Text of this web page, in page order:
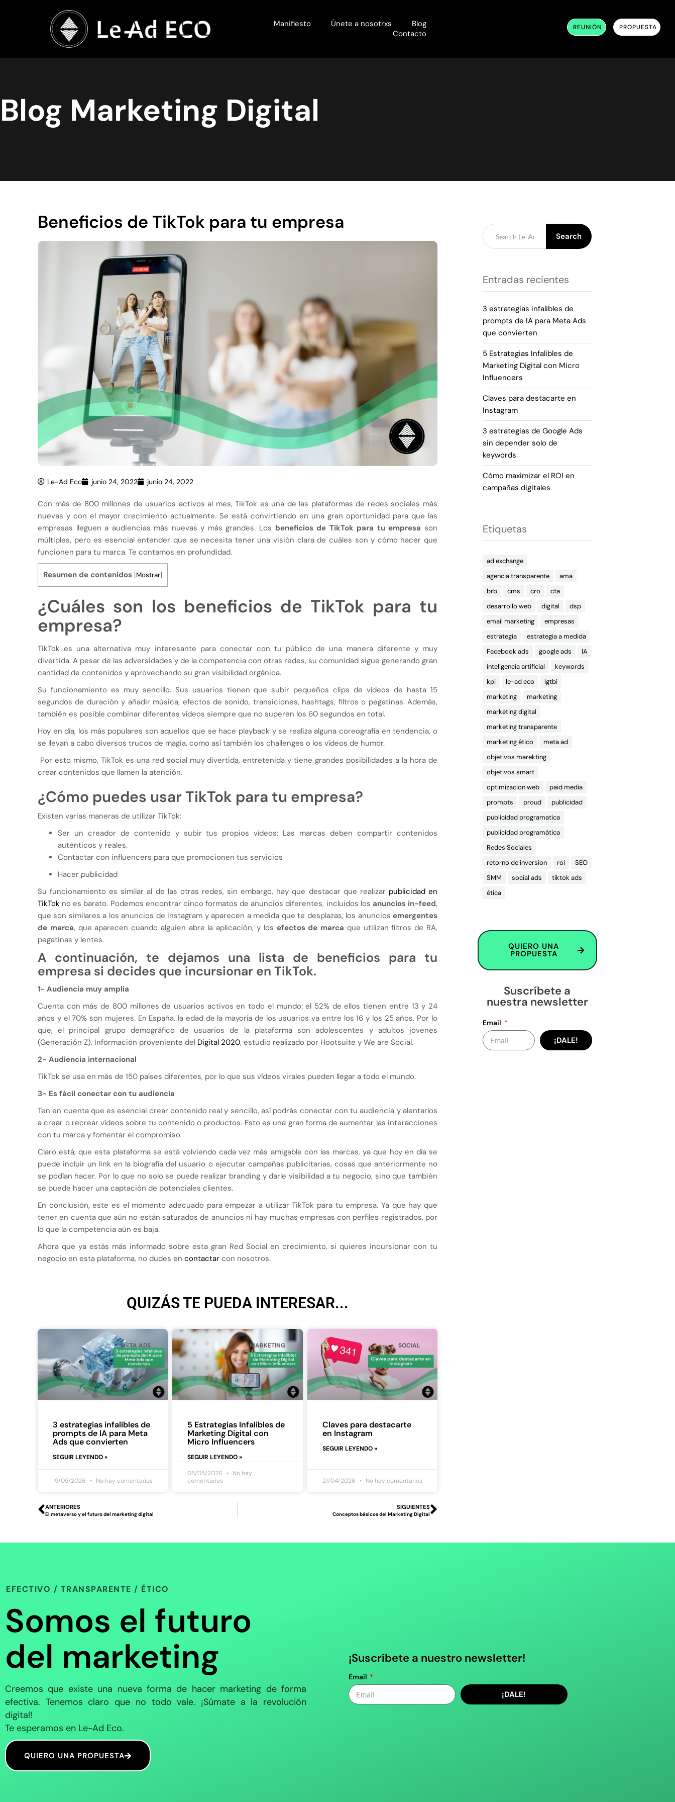
Manifiesto Únete a nosotrxs
Blog
Contacto
REUNIÓN PROPUESTA
Blog Marketing Digital
Beneficios de TikTok para tu empresa
Le-Ad Eco junio 24, 2022 junio 24, 2022
Con más de 800 millones de usuarios activos al mes, TikTok es una de las plataformas de redes sociales más
nuevas y con el mayor crecimiento actualmente. Se está convirtiendo en una gran oportunidad para que las
empresas lleguen a audiencias más nuevas y más grandes. Los beneficios de TikTok para tu empresa son
múltiples, pero es esencial entender que se necesita tener una visión clara de cuáles son y cómo hacer que
funcionen para tu marca. Te contamos en profundidad.
Resumen de contenidos [Mostrar]
¿Cuáles son los beneficios de TikTok para tu
empresa?
TikTok es una alternativa muy interesante para conectar con tu público de una manera diferente y muy
divertida. A pesar de las adversidades y de la competencia con otras redes, su comunidad sigue generando gran
cantidad de contenidos y aprovechando su gran visibilidad orgánica.
Su funcionamiento es muy sencillo. Sus usuarios tienen que subir pequeños clips de vídeos de hasta 15
segundos de duración y añadir música, efectos de sonido, transiciones, hashtags, filtros o pegatinas. Además,
también es posible combinar diferentes vídeos siempre que no superen los 60 segundos en total.
Hoy en día, los más populares son aquellos que se hace playback y se realiza alguna coreografía en tendencia, o
se llevan a cabo diversos trucos de magia, como así también los challenges o los vídeos de humor.
Por esto mismo, TikTok es una red social muy divertida, entretenida y tiene grandes posibilidades a la hora de
crear contenidos que llamen la atención.
¿Cómo puedes usar TikTok para tu empresa?
Existen varias maneras de utilizar TikTok:
Ser un creador de contenido y subir tus propios vídeos: Las marcas deben compartir contenidos
auténticos y reales.
Contactar con influencers para que promocionen tus servicios
Hacer publicidad
Su funcionamiento es similar al de las otras redes, sin embargo, hay que destacar que realizar publicidad en
TikTok no es barato. Podemos encontrar cinco formatos de anuncios diferentes, incluidos los anuncios in-feed,
que son similares a los anuncios de Instagram y aparecen a medida que te desplazas; los anuncios emergentes
de marca, que aparecen cuando alguien abre la aplicación, y los efectos de marca que utilizan filtros de RA,
pegatinas y lentes.
A continuación, te dejamos una lista de beneficios para tu
empresa si decides que incursionar en TikTok.
1- Audiencia muy amplia
Cuenta con más de 800 millones de usuarios activos en todo el mundo; el 52% de ellos tienen entre 13 y 24
años y el 70% son mujeres. En España, la edad de la mayoría de los usuarios va entre los 16 y los 25 años. Por lo
que, el principal grupo demográfico de usuarios de la plataforma son adolescentes y adultos jóvenes
(Generación Z). Información proveniente del Digital 2020, estudio realizado por Hootsuite y We are Social.
2- Audiencia internacional
TikTok se usa en más de 150 países diferentes, por lo que sus vídeos virales pueden llegar a todo el mundo.
3- Es fácil conectar con tu audiencia
Ten en cuenta que es esencial crear contenido real y sencillo, así podrás conectar con tu audiencia y alentarlos
a crear o recrear vídeos sobre tu contenido o productos. Esto es una gran forma de aumentar las interacciones
con tu marca y fomentar el compromiso.
Claro está, que esta plataforma se está volviendo cada vez más amigable con las marcas, ya que hoy en día se
puede incluir un link en la biografía del usuario o ejecutar campañas publicitarias, cosas que anteriormente no
se podían hacer. Por lo que no solo se puede realizar branding y darle visibilidad a tu negocio, sino que también
se puede hacer una captación de potenciales clientes.
En conclusión, este es el momento adecuado para empezar a utilizar TikTok para tu empresa. Ya que hay que
tener en cuenta que aún no están saturados de anuncios ni hay muchas empresas con perfiles registrados, por
lo que la competencia aún es baja.
Ahora que ya estás más informado sobre esta gran Red Social en crecimiento, si quieres incursionar con tu
negocio en esta plataforma, no dudes en contactar con nosotros.
QUIZÁS TE PUEDA INTERESAR...
META ADS
3 estrategias infalibles de
prompts de IA para Meta
Ads que convierten
SEGUIR LEYENDO »
19/05/2026 No hay comentarios
MARKETING
5 Estrategias Infalibles de
Marketing Digital con
Micro Influencers
SEGUIR LEYENDO »
05/05/2026
No hay
comentarios
SOCIAL
Claves para destacarte
en Instagram
SEGUIR LEYENDO »
21/04/2026 No hay comentarios
ANTERIORES
El metaverso y el futuro del marketing digital
SIGUIENTES
Conceptos básicos del Marketing Digital
Search
Entradas recientes
3 estrategias infalibles de
prompts de IA para Meta Ads
que convierten
5 Estrategias Infalibles de
Marketing Digital con Micro
Influencers
Claves para destacarte en
Instagram
3 estrategias de Google Ads
sin depender solo de
keywords
Cómo maximizar el ROI en
campañas digitales
Etiquetas
ad exchange
agencia transparente
ama
brb
cms cro
cta
desarrollo web
digital
dsp
email marketing
empresas
estrategia
estrategia a medida
Facebook ads
google ads
IA
inteligencia artificial
keywords
kpi
le-ad eco
lgtbi
marketing
marketing
marketing digital
marketing transparente
marketing ético
meta ad
objetivos marekting
objetivos smart
optimizacion web
paid media
prompts
proud
publicidad
publicidad programatica
publicidad programática
Redes Sociales
retorno de inversion
roi
SEO
SMM
social ads
tiktok ads
ética
QUIERO UNA
PROPUESTA
Suscríbete a
nuestra newsletter
Email
¡DALE!
EFECTIVO / TRANSPARENTE / ÉTICO
Somos el futuro
del marketing
Creemos que existe una nueva forma de hacer marketing de forma
efectiva. Tenemos claro que no todo vale. ¡Súmate a la revolución
digital!
Te esperamos en Le-Ad Eco.
QUIERO UNA PROPUESTA
¡Suscríbete a nuestro newsletter!
Email
¡DALE!